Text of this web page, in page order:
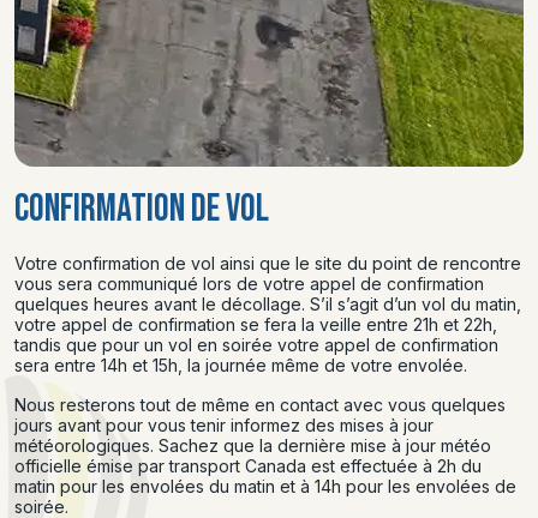
CONFIRMATION DE VOL
Votre confirmation de vol ainsi que le site du point de rencontre
vous sera communiqué lors de votre appel de confirmation
quelques heures avant le décollage. S’il s’agit d’un vol du matin,
votre appel de confirmation se fera la veille entre 21h et 22h,
tandis que pour un vol en soirée votre appel de confirmation
sera entre 14h et 15h, la journée même de votre envolée.
Nous resterons tout de même en contact avec vous quelques
jours avant pour vous tenir informez des mises à jour
météorologiques. Sachez que la dernière mise à jour météo
officielle émise par transport Canada est effectuée à 2h du
matin pour les envolées du matin et à 14h pour les envolées de
soirée.